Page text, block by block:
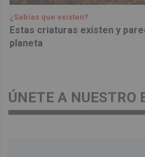
¿Sabías que existen?
Estas criaturas existen y
planeta
ÚNETE A NUESTRO